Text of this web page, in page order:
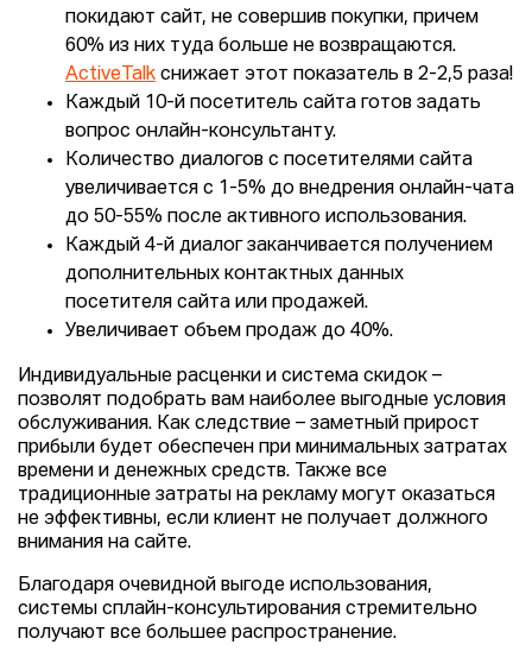
покидают сайт, не совершив покупки, причем
60% из них туда больше не возвращаются.
ActiveTalk снижает этот показатель в 2-2,5 раза!
Каждый 10-й посетитель сайта готов задать
вопрос онлайн-консультанту.
Количество диалогов с посетителями сайта
увеличивается с 1-5% до внедрения онлайн-чата
до 50-55% после активного использования.
Каждый 4-й диалог заканчивается получением
дополнительных контактных данных
посетителя сайта или продажей.
Увеличивает объем продаж до 40%.
Индивидуальные расценки и система скидок –
позволят подобрать вам наиболее выгодные условия
обслуживания. Как следствие – заметный прирост
прибыли будет обеспечен при минимальных затратах
времени и денежных средств. Также все
традиционные затраты на рекламу могут оказаться
не эффективны, если клиент не получает должного
внимания на сайте.
Благодаря очевидной выгоде использования,
системы сплайн-консультирования стремительно
получают все большее распространение.